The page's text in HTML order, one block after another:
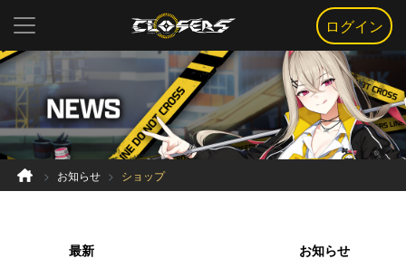
ログイン
お知らせ ショップ
最新 お知らせ